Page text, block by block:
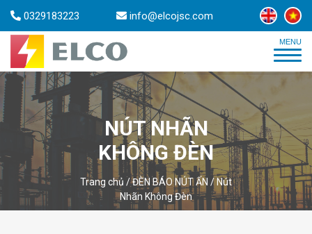
0329183223 info@elcojsc.com
NÚT NHÃN
KHÔNG ĐÈN
Trang chủ /ĐÈN BÁO NÚT ẤN /Nút
Nhãn Không Đèn